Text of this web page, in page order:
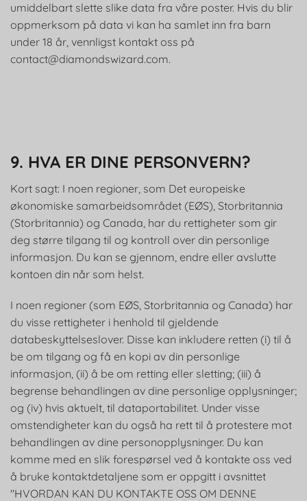
umiddelbart slette slike data fra våre poster. Hvis du blir
oppmerksom på data vi kan ha samlet inn fra barn
under 18 år, vennligst kontakt oss på
contact@diamondswizard.com.
9. HVA ER DINE PERSONVERN?
Kort sagt: I noen regioner, som Det europeiske
økonomiske samarbeidsområdet (EØS), Storbritannia
(Storbritannia) og Canada, har du rettigheter som gir
deg større tilgang til og kontroll over din personlige
informasjon. Du kan se gjennom, endre eller avslutte
kontoen din når som helst.
I noen regioner (som EØS, Storbritannia og Canada) har
du visse rettigheter i henhold til gjeldende
databeskyttelseslover. Disse kan inkludere retten (i) til å
be om tilgang og få en kopi av din personlige
informasjon, (ii) å be om retting eller sletting; (iii) å
begrense behandlingen av dine personlige opplysninger;
og (iv) hvis aktuelt, til dataportabilitet. Under visse
omstendigheter kan du også ha rett til å protestere mot
behandlingen av dine personopplysninger. Du kan
komme med en slik forespørsel ved å kontakte oss ved
å bruke kontaktdetaljene som er oppgitt i avsnittet
"HVORDAN KAN DU KONTAKTE OSS OM DENNE